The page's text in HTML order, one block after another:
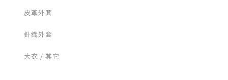
皮革外套
針織外套
大衣 / 其它